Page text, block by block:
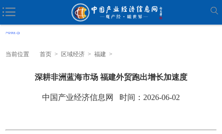
当前位置 首页 > 区域经济 > 福建 >
深耕非洲蓝海市场 福建外贸跑出增长加速度
中国产业经济信息网 时间：2026-06-02